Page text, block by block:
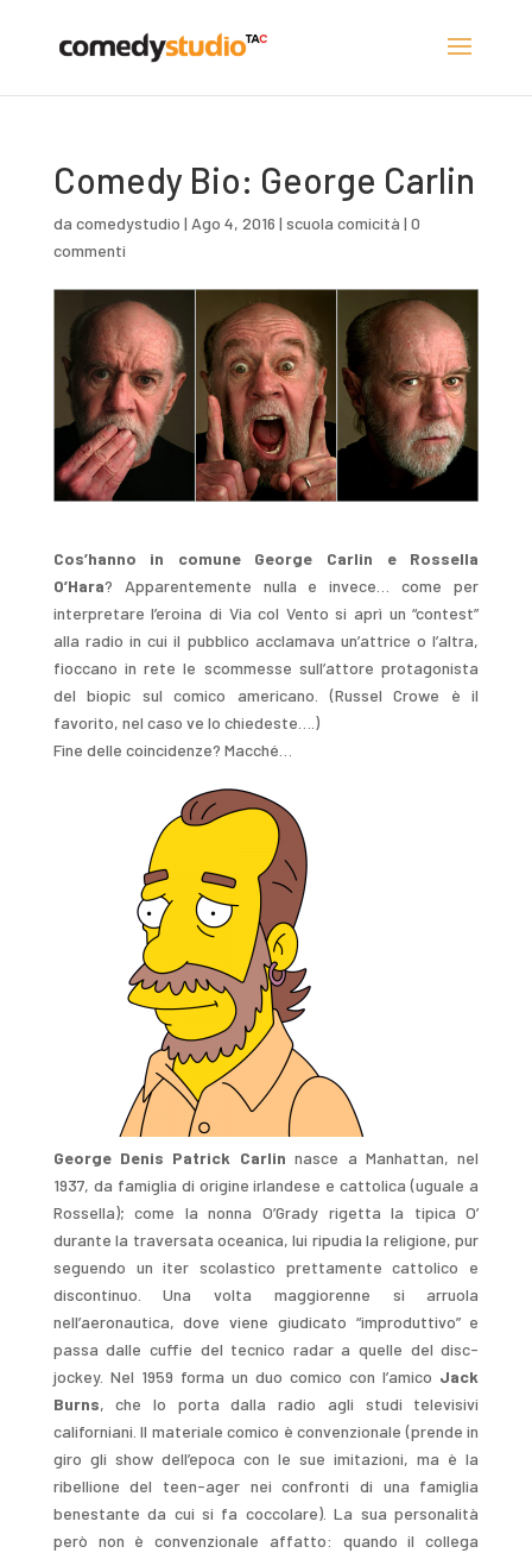
Comedy Bio: George Carlin
da comedystudio | Ago 4, 2016 | scuola comicità | 0
commenti
Cos’hanno in comune George Carlin e Rossella
O’Hara? Apparentemente nulla e invece… come per
interpretare l’eroina di Via col Vento si aprì un “contest”
alla radio in cui il pubblico acclamava un’attrice o l’altra,
fioccano in rete le scommesse sull’attore protagonista
del biopic sul comico americano. (Russel Crowe è il
favorito, nel caso ve lo chiedeste….)
Fine delle coincidenze? Macché…
George Denis Patrick Carlin nasce a Manhattan, nel
1937, da famiglia di origine irlandese e cattolica (uguale a
Rossella); come la nonna O’Grady rigetta la tipica O’
durante la traversata oceanica, lui ripudia la religione, pur
seguendo un iter scolastico prettamente cattolico e
discontinuo. Una volta maggiorenne si arruola
nell’aeronautica, dove viene giudicato “improduttivo” e
passa dalle cuffie del tecnico radar a quelle del disc-
jockey. Nel 1959 forma un duo comico con l’amico Jack
Burns, che lo porta dalla radio agli studi televisivi
californiani. Il materiale comico è convenzionale (prende in
giro gli show dell’epoca con le sue imitazioni, ma è la
ribellione del teen-ager nei confronti di una famiglia
benestante da cui si fa coccolare). La sua personalità
però non è convenzionale affatto: quando il collega